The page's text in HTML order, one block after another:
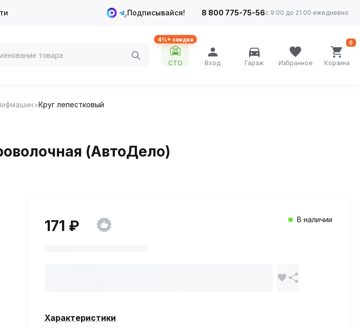
Подписывайся! 8 800 775-75-56с 9:00 до 21:00 ежедневно
4%+ скидка
СТО Вход Гараж Избранное Корзина
0
Круг лепестковый
(АвтоДело)
171 ₽ В наличии
Характеристики